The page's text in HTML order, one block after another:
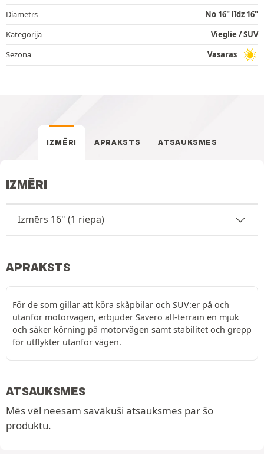
Diametrs
No 16" līdz 16"
Kategorija
Vieglie / SUV
Sezona
Vasaras
IZMĒRI APRAKSTS ATSAUKSMES
IZMĒRI
Izmērs 16" (1 riepa)
APRAKSTS
För de som gillar att köra skåpbilar och SUV:er på och
utanför motorvägen, erbjuder Savero all-terrain en mjuk
och säker körning på motorvägen samt stabilitet och grepp
för utflykter utanför vägen.
ATSAUKSMES
Mēs vēl neesam savākuši atsauksmes par šo
produktu.